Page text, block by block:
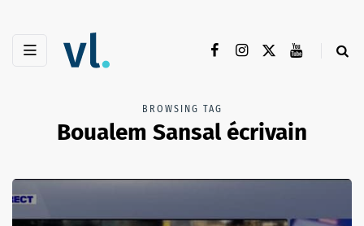
BROWSING TAG
Boualem Sansal écrivain